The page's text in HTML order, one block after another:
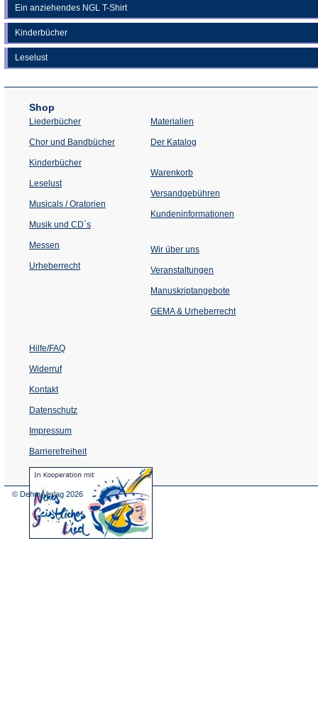
Ein anziehendes NGL T-Shirt
Kinderbücher
Leselust
Shop
Liederbücher
Chor und Bandbücher
Kinderbücher
Leselust
Musicals / Oratorien
Musik und CD´s
Messen
Urheberrecht
Materialien
Der Katalog
Warenkorb
Versandgebühren
Kundeninformationen
Wir über uns
Veranstaltungen
einem
Tab)
Manuskriptangebote
GEMA & Urheberrecht
Hilfe/FAQ
Widerruf
Kontakt
Datenschutz
Impressum
Barrierefreiheit
(Öffnet
in
© Dehm Verlag 2026